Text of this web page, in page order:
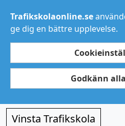
Trafikskolaonline.se
ge dig en bättre upplevelse.
Godkänn
Vinsta Trafikskola